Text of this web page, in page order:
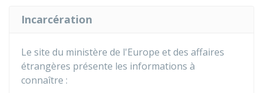
Incarcération
Le site du ministère de l'Europe et des affaires
étrangères présente les informations à
connaître :